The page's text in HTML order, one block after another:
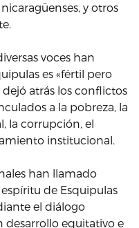
y otros
voces han
es «fértil pero
atrás los conflictos
a la pobreza, la
la corrupción, el
institucional.
han llamado
de Esquipulas
el diálogo
desarrollo equitativo e